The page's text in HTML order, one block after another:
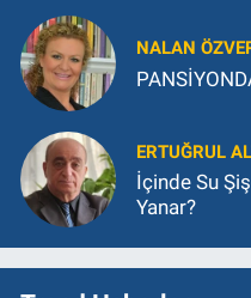
NALAN
ERTUĞRUL
İçinde Su
Yanar?